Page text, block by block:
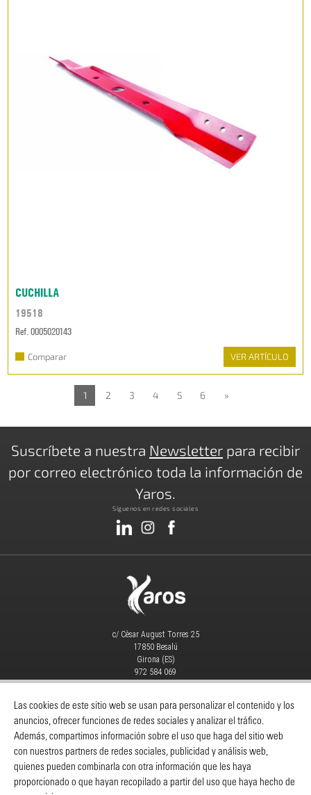
Las cookies de este sitio web se usan para personalizar el contenido y los
anuncios, ofrecer funciones de redes sociales y analizar el tráfico.
Además, compartimos información sobre el uso que haga del sitio web
con nuestros partners de redes sociales, publicidad y análisis web,
quienes pueden combinarla con otra información que les haya
proporcionado o que hayan recopilado a partir del uso que haya hecho de
CUCHILLA
19518
Ref. 0005020143
Comparar VER ARTÍCULO
1 2 3 4 5 6 »
Suscríbete a nuestra Newsletter para recibir
por correo electrónico toda la información de
Yaros.
Síguenos en redes sociales
c/ Cèsar August Torres 25
17850 Besalú
Girona (ES)
972 584 069
MAQUINARIA|CONSUMIBLES|
Catálogos-Despieces Y Manuales-
Servicio Técnico-Noticias-Contacto
INFORMACIÓN